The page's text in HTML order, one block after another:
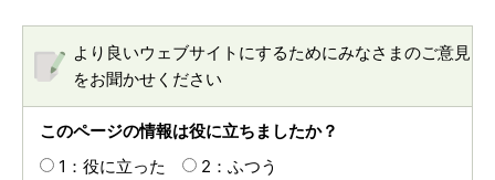
より良いウェブサイトにするためにみなさまのご意見
をお聞かせください
このページの情報は役に立ちましたか？
1：役に立った
2：ふつう